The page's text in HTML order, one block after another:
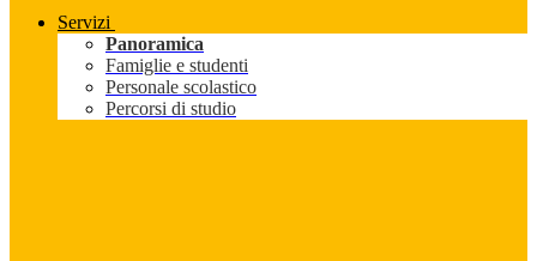
Servizi
Panoramica
Famiglie e studenti
Personale scolastico
Percorsi di studio